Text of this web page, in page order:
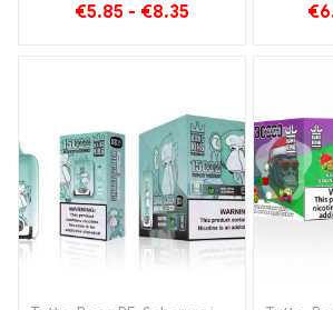
delizioso
€5.85 - €8.35 €